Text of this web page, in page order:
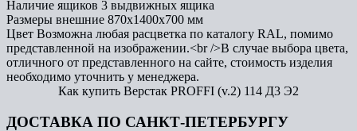
Наличие ящиков 3 выдвижных ящика
Размеры внешние 870x1400x700 мм
Цвет Возможна любая расцветка по каталогу RAL, помимо
представленной на изображении.<br />В случае выбора цвета,
отличного от представленного на сайте, стоимость изделия
необходимо уточнить у менеджера.
Как купить Верстак PROFFI (v.2) 114 Д3 Э2
ДОСТАВКА ПО САНКТ-ПЕТЕРБУРГУ